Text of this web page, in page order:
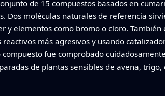
de 15 compuestos basados en
Dos moléculas naturales de referencia
y elementos como bromo o cloro.
más agresivos y usando
fue comprobado
de plantas sensibles de avena,